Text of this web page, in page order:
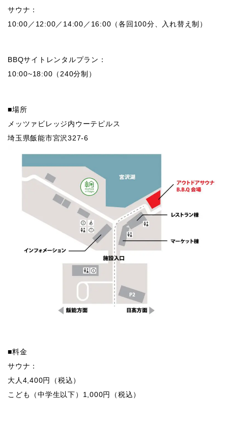
サウナ：
10:00／12:00／14:00／16:00（各回100分、入れ替え制）
BBQサイトレンタルプラン：
10:00~18:00（240分制）
■場所
メッツァビレッジ内ウーテピルス
埼玉県飯能市宮沢327-6
■料金
サウナ：
大人4,400円（税込）
こども（中学生以下）1,000円（税込）